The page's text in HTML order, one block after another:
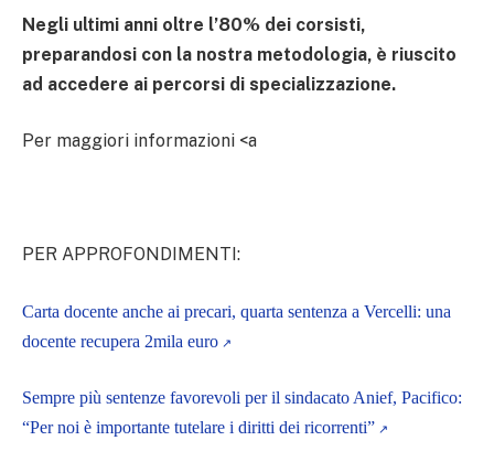
Negli ultimi anni oltre l’80% dei corsisti,
preparandosi con la nostra metodologia, è riuscito
ad accedere ai percorsi di specializzazione.
Per maggiori informazioni <a
PER APPROFONDIMENTI:
Carta docente anche ai precari, quarta sentenza a Vercelli: una
docente recupera 2mila euro
Sempre più sentenze favorevoli per il sindacato Anief, Pacifico:
“Per noi è importante tutelare i diritti dei ricorrenti”